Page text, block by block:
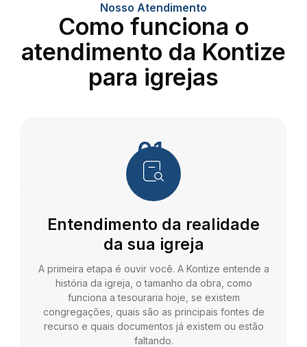
Nosso Atendimento
Como funciona o
atendimento da Kontize
para igrejas
01.
Entendimento da realidade
da sua igreja
A primeira etapa é ouvir você. A Kontize entende a
história da igreja, o tamanho da obra, como
funciona a tesouraria hoje, se existem
congregações, quais são as principais fontes de
recurso e quais documentos já existem ou estão
faltando.